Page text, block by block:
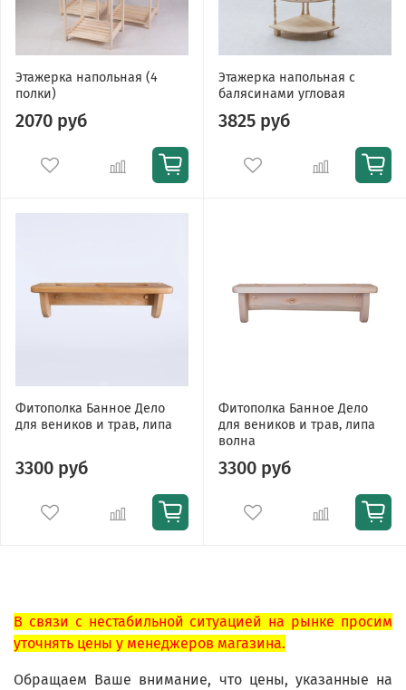
Этажерка напольная (4
полки)
2070 руб
Этажерка напольная с
балясинами угловая
3825 руб
Фитополка Банное Дело
для веников и трав, липа
3300 руб
Фитополка Банное Дело
для веников и трав, липа
волна
3300 руб
В связи с нестабильной ситуацией на рынке просим
уточнять цены у менеджеров магазина.
Обращаем Ваше внимание, что цены, указанные на